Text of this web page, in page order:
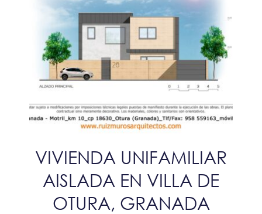
VIVIENDA UNIFAMILIAR
AISLADA EN VILLA DE
OTURA, GRANADA